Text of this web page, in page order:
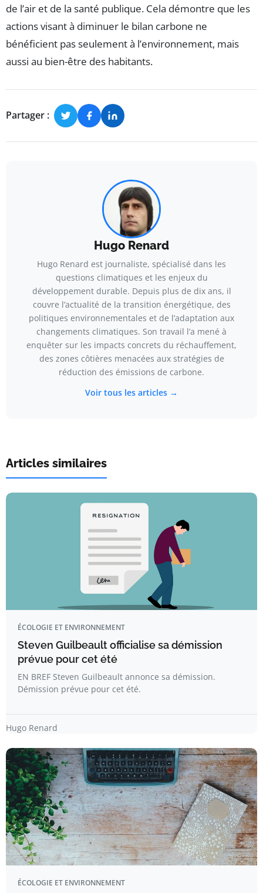
de l’air et de la santé publique. Cela démontre que les
actions visant à diminuer le bilan carbone ne
bénéficient pas seulement à l’environnement, mais
aussi au bien-être des habitants.
Partager :
Hugo Renard
Hugo Renard est journaliste, spécialisé dans les
questions climatiques et les enjeux du
développement durable. Depuis plus de dix ans, il
couvre l’actualité de la transition énergétique, des
politiques environnementales et de l’adaptation aux
changements climatiques. Son travail l’a mené à
enquêter sur les impacts concrets du réchauffement,
des zones côtières menacées aux stratégies de
réduction des émissions de carbone.
Voir tous les articles →
Articles similaires
ÉCOLOGIE ET ENVIRONNEMENT
Steven Guilbeault officialise sa démission
prévue pour cet été
EN BREF Steven Guilbeault annonce sa démission.
Démission prévue pour cet été.
Hugo Renard
ÉCOLOGIE ET ENVIRONNEMENT